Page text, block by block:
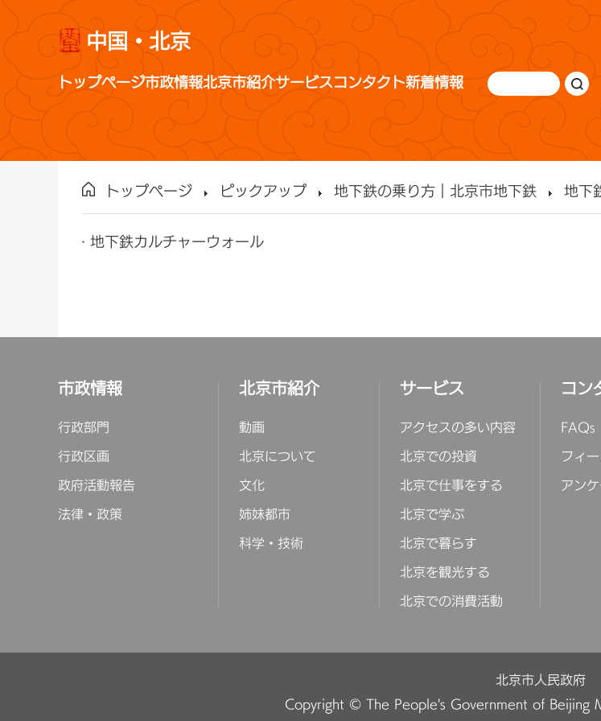
中国・北京
トップページ市政情報北京市紹介サービスコンタクト新着情報
トップページ ピックアップ 地下鉄の乗り方｜北京市地下鉄 地下
地下鉄カルチャーウォール
市政情報
行政部門
行政区画
政府活動報告
法律・政策
北京市紹介
動画
北京について
文化
姉妹都市
科学・技術
サービス
アクセスの多い内容
北京での投資
北京で仕事をする
北京で学ぶ
北京で暮らす
北京を観光する
北京での消費活動
コン
FAQs
フィ
アン
北京市人民政府
Copyright © The People's Government of Beijing